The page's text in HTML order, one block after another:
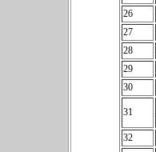
26
27
28
29
30
31
32